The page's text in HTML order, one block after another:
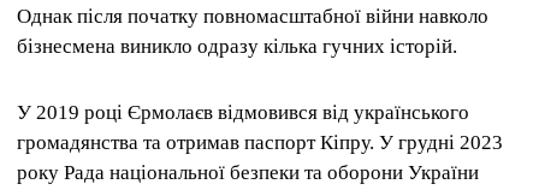
Однак після початку повномасштабної війни навколо
бізнесмена виникло одразу кілька гучних історій.
У 2019 році Єрмолаєв відмовився від українського
громадянства та отримав паспорт Кіпру. У грудні 2023
року Рада національної безпеки та оборони України